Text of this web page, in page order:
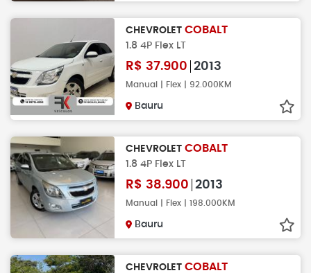
CHEVROLET COBALT
1.8 4P Flex LT
R$ 37.900 2013
Manual | Flex | 92.000KM
Bauru
CHEVROLET COBALT
1.8 4P Flex LT
R$ 38.900 2013
Manual | Flex | 198.000KM
Bauru
CHEVROLET COBALT